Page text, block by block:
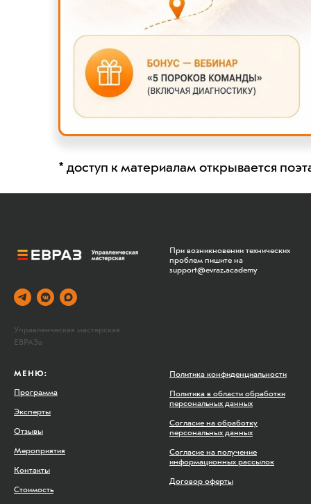
* доступ к материалам открывается
Управленческая мастерская
ЕВРАЗа
При возникновении технических
проблем пишите на
support@evraz.academy
МЕНЮ:
Программа
Эксперты
Отзывы
Мероприятия
Контакты
Стоимость
Политика конфиденциальности
Политика в области обработки
персональных данных
Согласие на обработку
персональных данных
Согласие на получение
информационных рассылок
Договор оферты